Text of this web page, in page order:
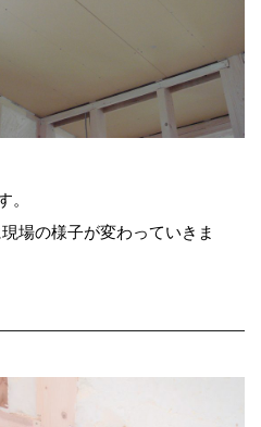
。
場の様子が変わっていきま